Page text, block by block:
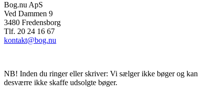
Bog.nu ApS
Ved Dammen 9
3480 Fredensborg
Tlf. 20 24 16 67
kontakt@bog.nu
NB! Inden du ringer eller skriver: Vi sælger ikke bøger og kan
desværre ikke skaffe udsolgte bøger.